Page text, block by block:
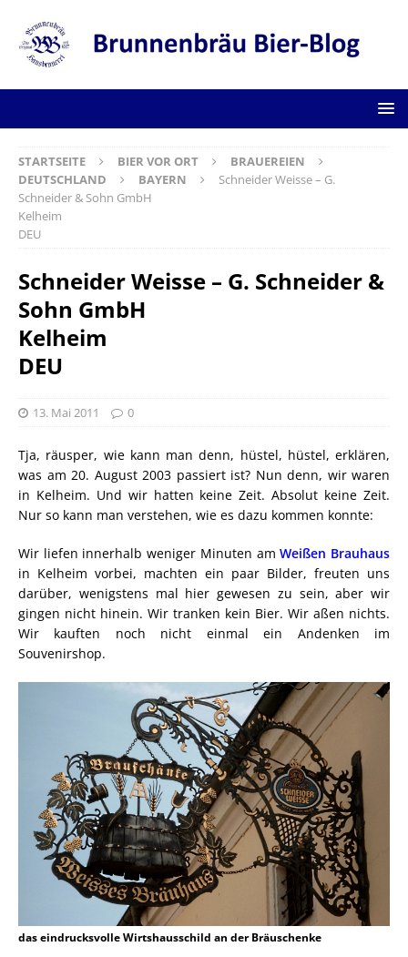
STARTSEITE BIER VOR ORT
BRAUEREIEN
DEUTSCHLAND
BAYERN
Schneider Weisse – G.
Schneider & Sohn GmbH
Kelheim
DEU
Schneider Weisse – G. Schneider &
Sohn GmbH
Kelheim
DEU
13. Mai 2011 0
Tja, räusper, wie kann man denn, hüstel, hüstel, erklären,
was am 20. August 2003 passiert ist? Nun denn, wir waren
in Kelheim. Und wir hatten keine Zeit. Absolut keine Zeit.
Nur so kann man verstehen, wie es dazu kommen konnte:
Wir liefen innerhalb weniger Minuten amWeißen Brauhaus
in Kelheim vorbei, machten ein paar Bilder, freuten uns
darüber, wenigstens mal hier gewesen zu sein, aber wir
gingen nicht hinein. Wir tranken kein Bier. Wir aßen nichts.
Wir kauften noch nicht einmal ein Andenken im
Souvenirshop.
das eindrucksvolle Wirtshausschild an der Bräuschenke